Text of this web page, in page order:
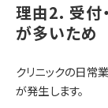
理由2. 受付
が多いため
クリニックの日常
が発生します。